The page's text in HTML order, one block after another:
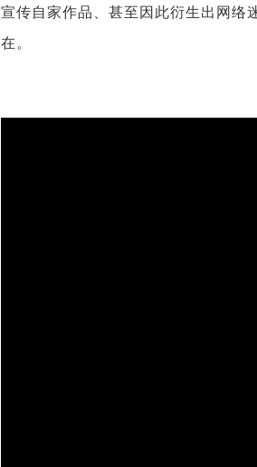
宣传自家作品、甚至因此衍生出网络
在。